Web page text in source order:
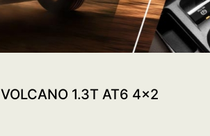
VOLCANO 1.3T AT6 4x2